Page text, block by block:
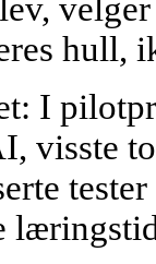
hull,
I
visste